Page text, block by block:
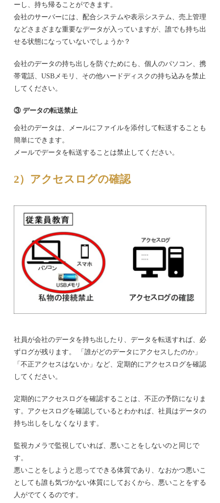
ーし、持ち帰ることができます。
会社のサーバーには、配合システムや表示システム、売上管理
などさまざまな重要なデータが入っていますが、誰でも持ち出
せる状態になっていないでしょうか？
会社のデータの持ち出しを防ぐためにも、個人のパソコン、携
帯電話、USBメモリ、その他ハードディスクの持ち込みを禁止
してください。
③ データの転送禁止
会社のデータは、メールにファイルを添付して転送することも
簡単にできます。
メールでデータを転送することは禁止してください。
2）アクセスログの確認
社員が会社のデータを持ち出したり、データを転送すれば、必
ずログが残ります。 「誰がどのデータにアクセスしたのか」
「不正アクセスはないか」など、定期的にアクセスログを確認
してください。
定期的にアクセスログを確認することは、不正の予防になりま
す。アクセスログを確認しているとわかれば、社員はデータの
持ち出しをしなくなります。
監視カメラで監視していれば、悪いことをしないのと同じで
す。
悪いことをしようと思ってできる体質であり、なおかつ悪いこ
としても誰も気づかない体質にしておくから、悪いことをする
人がでてくるのです。